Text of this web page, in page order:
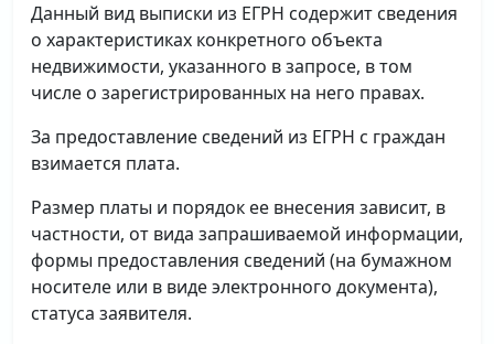
Данный вид выписки из ЕГРН содержит сведения
о характеристиках конкретного объекта
недвижимости, указанного в запросе, в том
числе о зарегистрированных на него правах.
За предоставление сведений из ЕГРН с граждан
взимается плата.
Размер платы и порядок ее внесения зависит, в
частности, от вида запрашиваемой информации,
формы предоставления сведений (на бумажном
носителе или в виде электронного документа),
статуса заявителя.